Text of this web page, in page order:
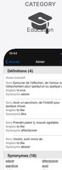
CATEGORY
Education